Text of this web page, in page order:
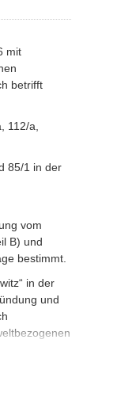
mit
betrifft
112/a,
85/1 in der
vom
B) und
bestimmt.
in der
und